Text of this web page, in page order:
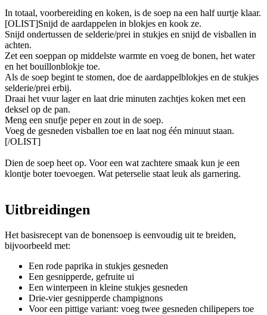
In totaal, voorbereiding en koken, is de soep na een half uurtje klaar.
[OLIST]Snijd de aardappelen in blokjes en kook ze.
Snijd ondertussen de selderie/prei in stukjes en snijd de visballen in
achten.
Zet een soeppan op middelste warmte en voeg de bonen, het water
en het bouillonblokje toe.
Als de soep begint te stomen, doe de aardappelblokjes en de stukjes
selderie/prei erbij.
Draai het vuur lager en laat drie minuten zachtjes koken met een
deksel op de pan.
Meng een snufje peper en zout in de soep.
Voeg de gesneden visballen toe en laat nog één minuut staan.
[/OLIST]
Dien de soep heet op. Voor een wat zachtere smaak kun je een
klontje boter toevoegen. Wat peterselie staat leuk als garnering.
Uitbreidingen
Het basisrecept van de bonensoep is eenvoudig uit te breiden,
bijvoorbeeld met:
Een rode paprika in stukjes gesneden
Een gesnipperde, gefruite ui
Een winterpeen in kleine stukjes gesneden
Drie-vier gesnipperde champignons
Voor een pittige variant: voeg twee gesneden chilipepers toe